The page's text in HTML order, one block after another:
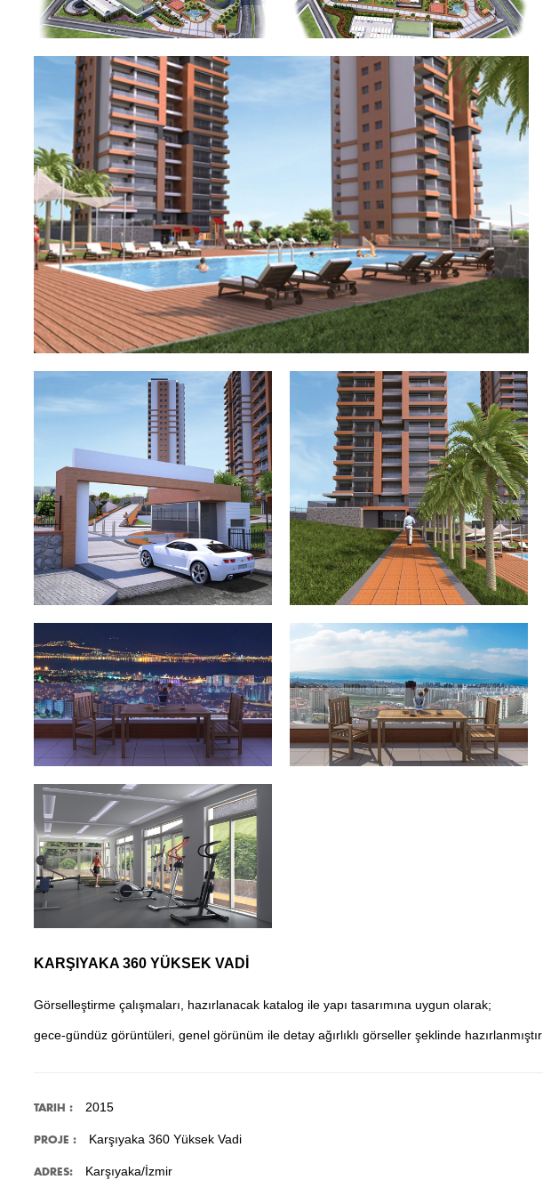
KARŞIYAKA 360 YÜKSEK VADİ
Görselleştirme çalışmaları, hazırlanacak katalog ile yapı tasarımına uygun olarak;
gece-gündüz görüntüleri, genel görünüm ile detay ağırlıklı görseller şeklinde hazırlanmıştır
TARIH : 2015
PROJE : Karşıyaka 360 Yüksek Vadi
ADRES: Karşıyaka/İzmir